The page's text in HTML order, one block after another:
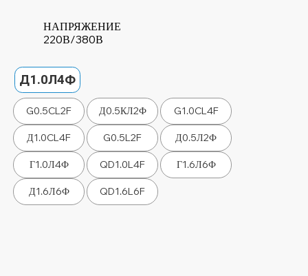
220В/380В
НАПРЯЖЕНИЕ
Д1.0Л4Ф
G0.5CL2F Д0.5КЛ2Ф G1.0CL4F
Д1.0CL4F G0.5L2F Д0.5Л2Ф
Г1.0Л4Ф QD1.0L4F Г1.6Л6Ф
Д1.6Л6Ф QD1.6L6F